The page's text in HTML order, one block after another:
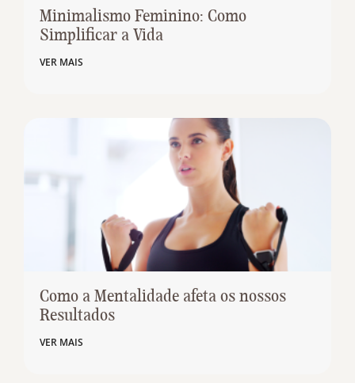
Minimalismo Feminino: Como
Simplificar a Vida
VER MAIS
Como a Mentalidade afeta os nossos
Resultados
VER MAIS